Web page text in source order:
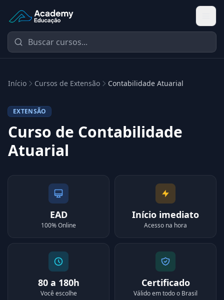
Academy Extensão
Início Cursos de Extensão Contabilidade Atuarial
EXTENSÃO
Curso de Contabilidade
Atuarial
EAD
100% Online
Início imediato
Acesso na hora
80 a 180h
Você escolhe
Certificado
Válido em todo o Brasil